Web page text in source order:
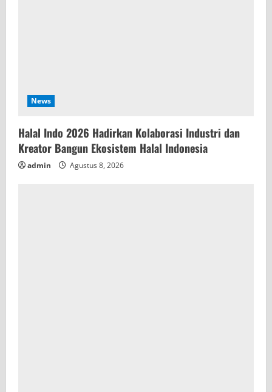
News
Halal Indo 2026 Hadirkan Kolaborasi Industri dan
Kreator Bangun Ekosistem Halal Indonesia
admin Agustus 8, 2026